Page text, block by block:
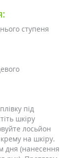
ступеня
під
шкіру
лосьйон
на шкіру.
дня (нанесення